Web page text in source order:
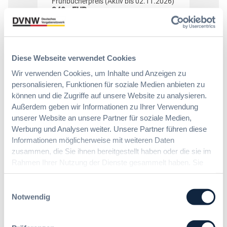
Diese Webseite verwendet Cookies
Wir verwenden Cookies, um Inhalte und Anzeigen zu
personalisieren, Funktionen für soziale Medien anbieten zu
können und die Zugriffe auf unsere Website zu analysieren.
Außerdem geben wir Informationen zu Ihrer Verwendung
unserer Website an unsere Partner für soziale Medien,
Werbung und Analysen weiter. Unsere Partner führen diese
Informationen möglicherweise mit weiteren Daten
zusammen, die Sie ihnen bereitgestellt haben oder die sie im
geben Einwilligung zu unseren Cookies, wenn Sie unsere
Notwendig
340,- EUR
zzgl. Mwst.
ME_eMTuvoZrIeOvjOBuj
Details